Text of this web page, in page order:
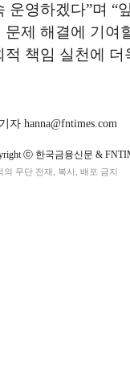
운영하겠다”며 “
문제 해결에 기여
적 책임 실천에 더
자 hanna@fntimes.com
ⓒ 한국금융신문 &
무단 전재, 복사, 배포 금지